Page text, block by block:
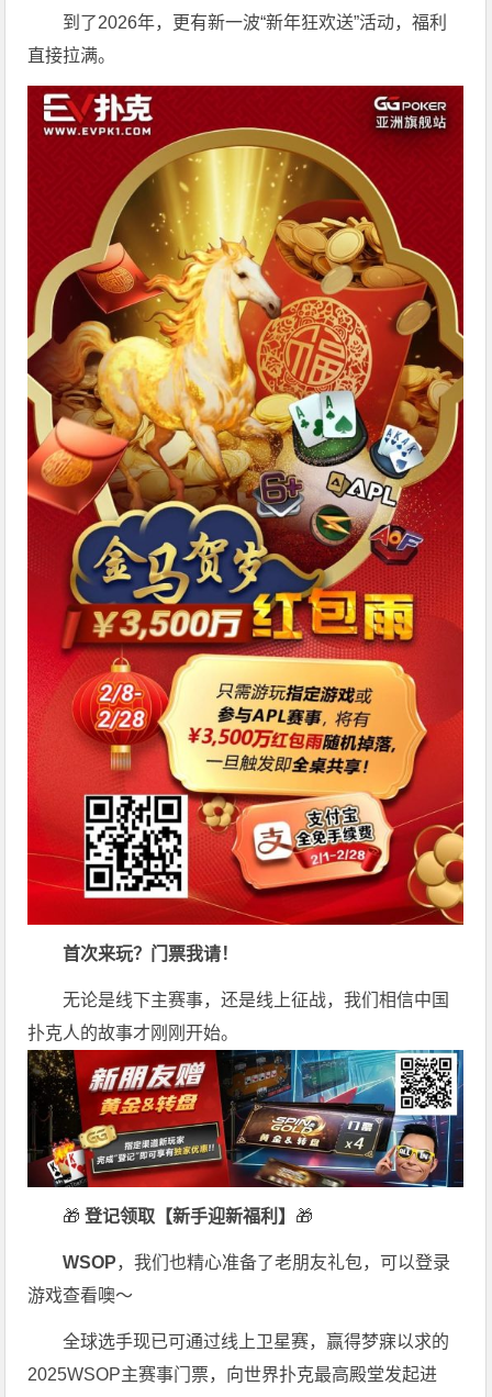
到了2026年，更有新一波“新年狂欢送”活动，福利
直接拉满。
首次来玩？门票我请！
无论是线下主赛事，还是线上征战，我们相信中国
扑克人的故事才刚刚开始。
🎁 登记领取【新手迎新福利】 🎁
WSOP，我们也精心准备了老朋友礼包，可以登录
游戏查看噢～
全球选手现已可通过线上卫星赛，赢得梦寐以求的
2025WSOP主赛事门票，向世界扑克最高殿堂发起进